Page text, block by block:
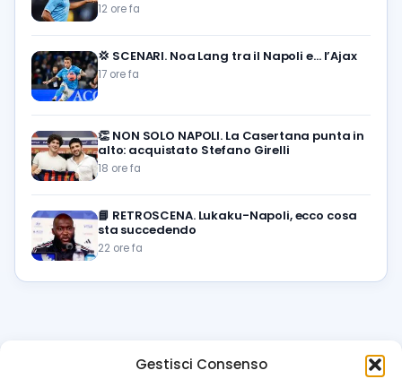
Gestisci Consenso
12 ore fa
💢 SCENARI. Noa Lang tra il Napoli e… l’Ajax
17 ore fa
👏 NON SOLO NAPOLI. La Casertana punta in
alto: acquistato Stefano Girelli
18 ore fa
📘 RETROSCENA. Lukaku-Napoli, ecco cosa
sta succedendo
22 ore fa